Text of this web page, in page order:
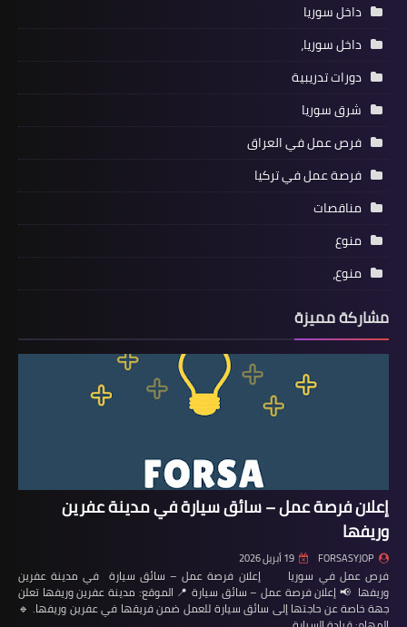
داخل سوريا
داخل سوريا،
دورات تدريبية
شرق سوريا
فرص عمل في العراق
فرصة عمل في تركيا
مناقصات
منوع
منوع،
مشاركة مميزة
إعلان فرصة عمل – سائق سيارة في مدينة عفرين
وريفها
FORSASYJOP 19 أبريل 2026
فرص عمل في سوريا إعلان فرصة عمل – سائق سيارة في مدينة عفرين
وريفها 📢 إعلان فرصة عمل – سائق سيارة 📍 الموقع: مدينة عفرين وريفها تعلن
جهة خاصة عن حاجتها إلى سائق سيارة للعمل ضمن فريقها في عفرين وريفها. 🔹